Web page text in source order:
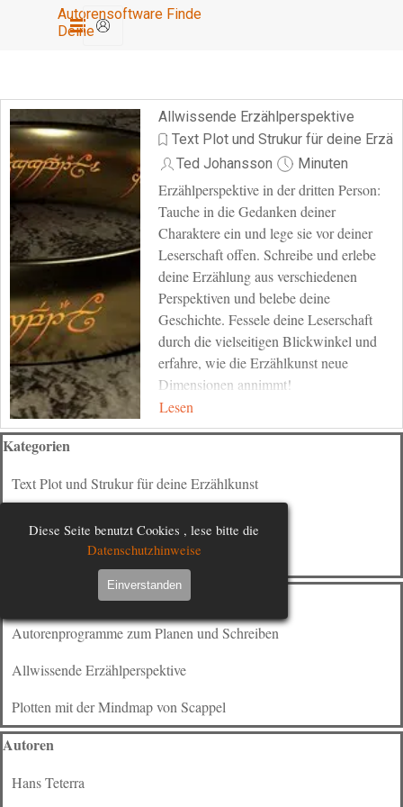
Diese Seite benutzt Cookies , lese bitte die
Datenschutzhinweise
Einverstanden
Direkt zum Seiteninhalt
Autorensoftware Finde
Deine
Menü überspringen
Allwissende Erzählperspektive
Text Plot und Strukur für deine
Ted Johansson
Minuten
Erzählperspektive in der dritten Person:
Tauche in die Gedanken deiner
Charaktere ein und lege sie vor deiner
Leserschaft offen. Schreibe und erlebe
deine Erzählung aus verschiedenen
Perspektiven und belebe deine
Geschichte. Fessele deine Leserschaft
durch die vielseitigen Blickwinkel und
erfahre, wie die Erzählkunst neue
Dimensionen annimmt!
Lesen
Block überspringen Kategorien
Kategorien
Text Plot und Strukur für deine Erzählkunst
Alle Kategorien
Block überspringen Letzte Posts
Autorenprogramme zum Planen und Schreiben
Allwissende Erzählperspektive
Plotten mit der Mindmap von Scappel
Block überspringen Autoren
Autoren
Hans Teterra